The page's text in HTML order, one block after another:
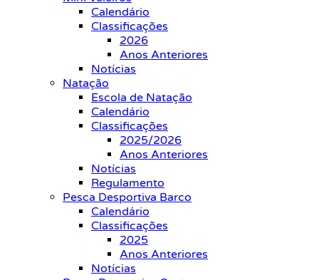
Calendário
Classificações
2026
Anos Anteriores
Notícias
Natação
Escola de Natação
Calendário
Classificações
2025/2026
Anos Anteriores
Notícias
Regulamento
Pesca Desportiva Barco
Calendário
Classificações
2025
Anos Anteriores
Notícias